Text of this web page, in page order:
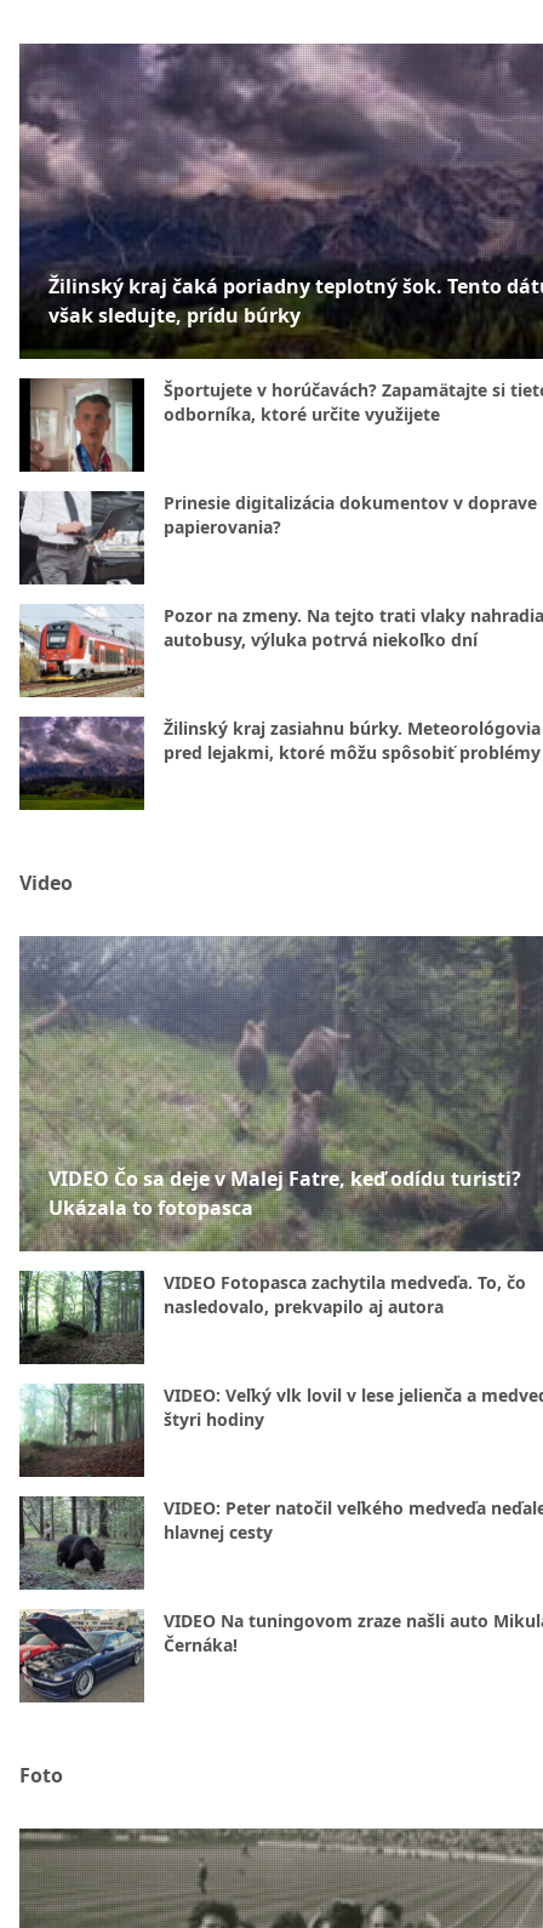
Žilinský kraj čaká poriadny teplotný šok. Tento
však sledujte, prídu búrky
Športujete v horúčavách? Zapamätajte si
odborníka, ktoré určite využijete
Prinesie digitalizácia dokumentov v doprave
papierovania?
Pozor na zmeny. Na tejto trati vlaky nahradia
autobusy, výluka potrvá niekoľko dní
Žilinský kraj zasiahnu búrky.
pred lejakmi, ktoré môžu spôsobiť problémy
Video
VIDEO Čo sa deje v Malej Fatre, keď odídu turisti?
Ukázala to fotopasca
VIDEO Fotopasca zachytila medveďa. To, čo
nasledovalo, prekvapilo aj autora
VIDEO: Veľký vlk lovil v lese jelienča a
štyri hodiny
VIDEO: Peter natočil veľkého medveďa
hlavnej cesty
VIDEO Na tuningovom zraze našli auto
Černáka!
Foto